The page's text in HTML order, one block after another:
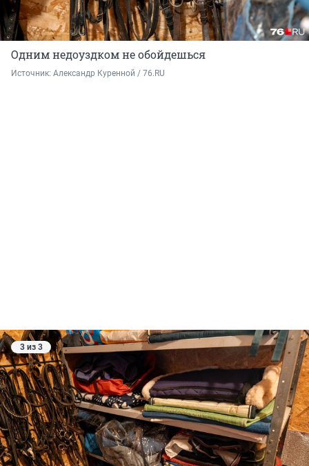
Одним недоуздком не обойдешься
Источник: Александр Куренной / 76.RU
3 из 3